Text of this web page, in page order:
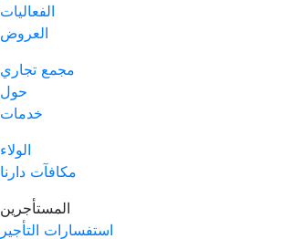
الفعاليات
العروض
مجمع تجاري
حول
خدمات
الولاء
مكافآت دارنا
المستأجرين
استفسارات التأجير